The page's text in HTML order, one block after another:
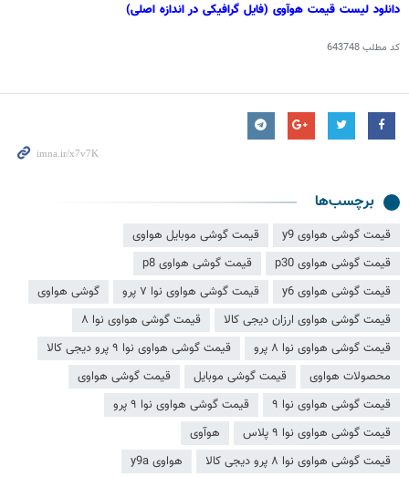
دانلود لیست قیمت هوآوی (فایل گرافیکی در اندازه اصلی)
کد مطلب643748
برچسب‌ها
قیمت گوشی هواوی y9
قیمت گوشی موبایل هواوی
قیمت گوشی هواوی p30
قیمت گوشی هواوی p8
قیمت گوشی هواوی y6
قیمت گوشی هواوی نوا ۷ پرو
گوشی هواوی
قیمت گوشی هواوی ارزان دیجی کالا
قیمت گوشی هواوی نوا ۸
قیمت گوشی هواوی نوا ۸ پرو
قیمت گوشی هواوی نوا ۹ پرو دیجی کالا
محصولات هواوی
قیمت گوشی موبایل
قیمت گوشی هواوی
قیمت گوشی هواوی نوا ۹
قیمت گوشی هواوی نوا ۹ پرو
قیمت گوشی هواوی نوا ۹ پلاس
هوآوی
قیمت گوشی هواوی نوا ۸ پرو دیجی کالا
هواوی y9a